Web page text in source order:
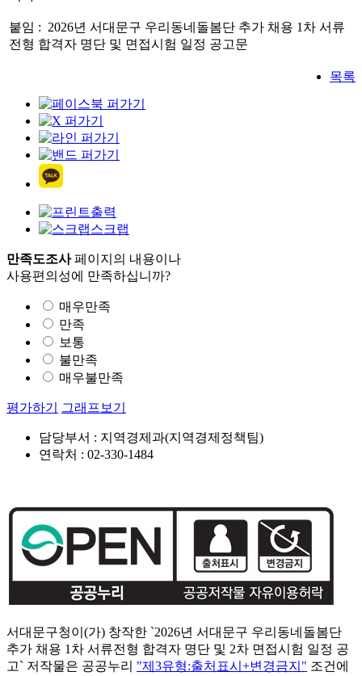
붙임 : 2026년 서대문구 우리동네돌봄단 추가 채용 1차 서류
전형 합격자 명단 및 면접시험 일정 공고문
목록
출력
스크랩
만족도조사페이지의 내용이나
사용편의성에 만족하십니까?
매우만족
만족
보통
불만족
매우불만족
평가하기 그래프보기
담당부서 : 지역경제과(지역경제정책팀)
연락처 : 02-330-1484
서대문구청이(가) 창작한 `2026년 서대문구 우리동네돌봄단
추가 채용 1차 서류전형 합격자 명단 및 2차 면접시험 일정 공
고` 저작물은 공공누리 "제3유형:출처표시+변경금지" 조건에